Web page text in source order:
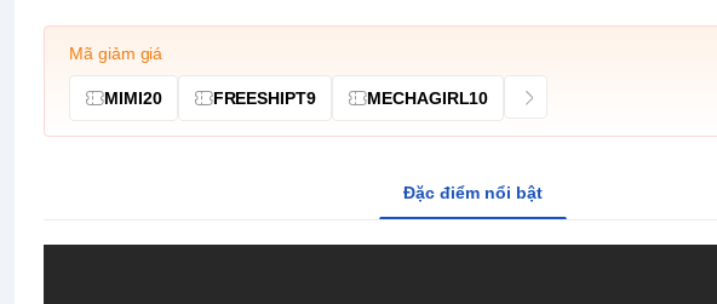
Mã giảm giá
MIMI20 FREESHIPT9 MECHAGIRL10
Đặc điểm nổi bật